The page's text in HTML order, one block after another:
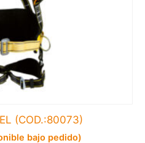
(COD.:80073)
bajo pedido)